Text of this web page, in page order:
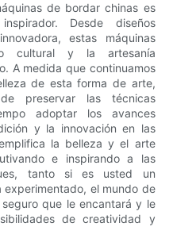
de bordar chinas es
Desde diseños
estas máquinas
cultural y la artesanía
A medida que continuamos
de esta forma de arte,
preservar las técnicas
adoptar los avances
y la innovación en las
la belleza y el arte
e inspirando a las
tanto si es usted un
el mundo de
que le encantará y le
de creatividad y